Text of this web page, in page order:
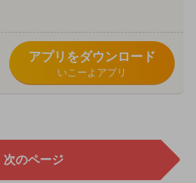
アプリをダウンロード
いこーよアプリ
次のページ